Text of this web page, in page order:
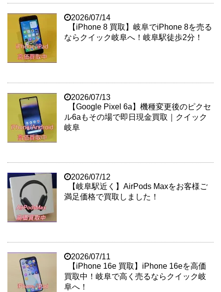
2026/07/14
【iPhone 8 買取】岐阜でiPhone 8を売る
ならクイック岐阜へ！岐阜駅徒歩2分！
2026/07/13
【Google Pixel 6a】機種変更後のピクセ
ル6aもその場で即日現金買取｜クイック
岐阜
2026/07/12
【岐阜駅近く】AirPods Maxをお客様ご
満足価格で買取しました！
2026/07/11
【iPhone 16e 買取】iPhone 16eを高価
買取中！岐阜で高く売るならクイック岐
阜へ！